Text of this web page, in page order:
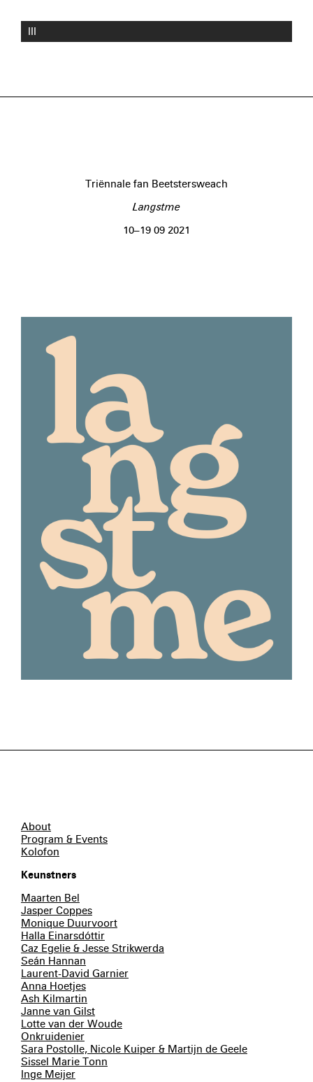
III
Triënnale fan Beetstersweach
Langstme
10–19 09 2021
About
Program & Events
Kolofon
Keunstners
Maarten Bel
Jasper Coppes
Monique Duurvoort
Halla Einarsdóttir
Caz Egelie & Jesse Strikwerda
Seán Hannan
Laurent-David Garnier
Anna Hoetjes
Ash Kilmartin
Janne van Gilst
Lotte van der Woude
Onkruidenier
Sara Postolle, Nicole Kuiper & Martijn de Geele
Sissel Marie Tonn
Inge Meijer